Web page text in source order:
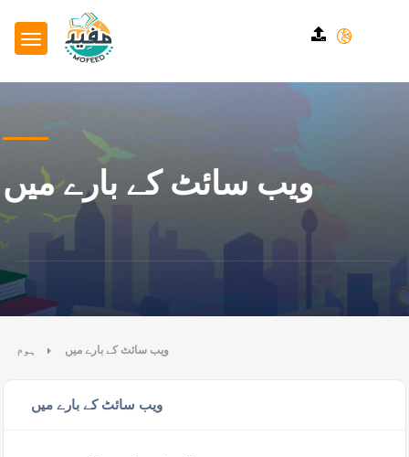
ویب سائٹ کے بارے میں
ہوم ویب سائٹ کے بارے میں
ویب سائٹ کے بارے میں